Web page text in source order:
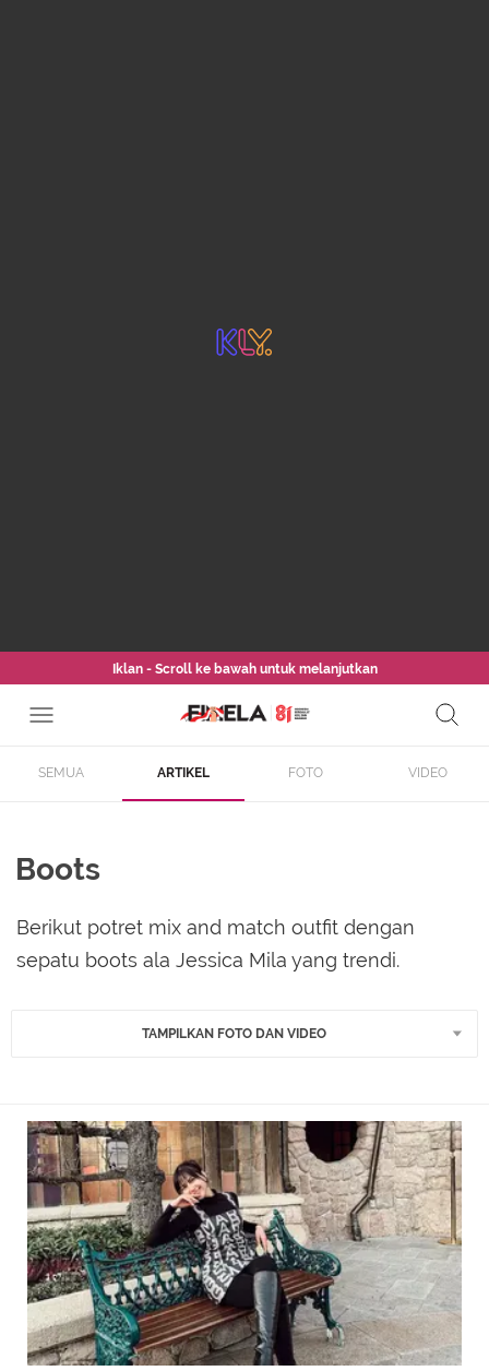
Iklan - Scroll ke bawah untuk melanjutkan
SEMUA ARTIKEL FOTO VIDEO
Boots
Berikut potret mix and match outfit dengan
sepatu boots ala Jessica Mila yang trendi.
TAMPILKAN FOTO DAN VIDEO